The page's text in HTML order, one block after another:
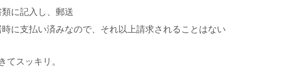
に記入し、郵送
に支払い済みなので、それ以上請求されることはない
てスッキリ。